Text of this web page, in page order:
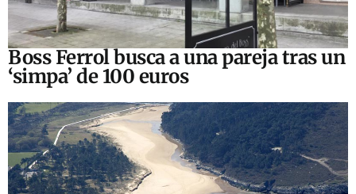
Boss Ferrol busca a una pareja tras un
‘simpa’ de 100 euros